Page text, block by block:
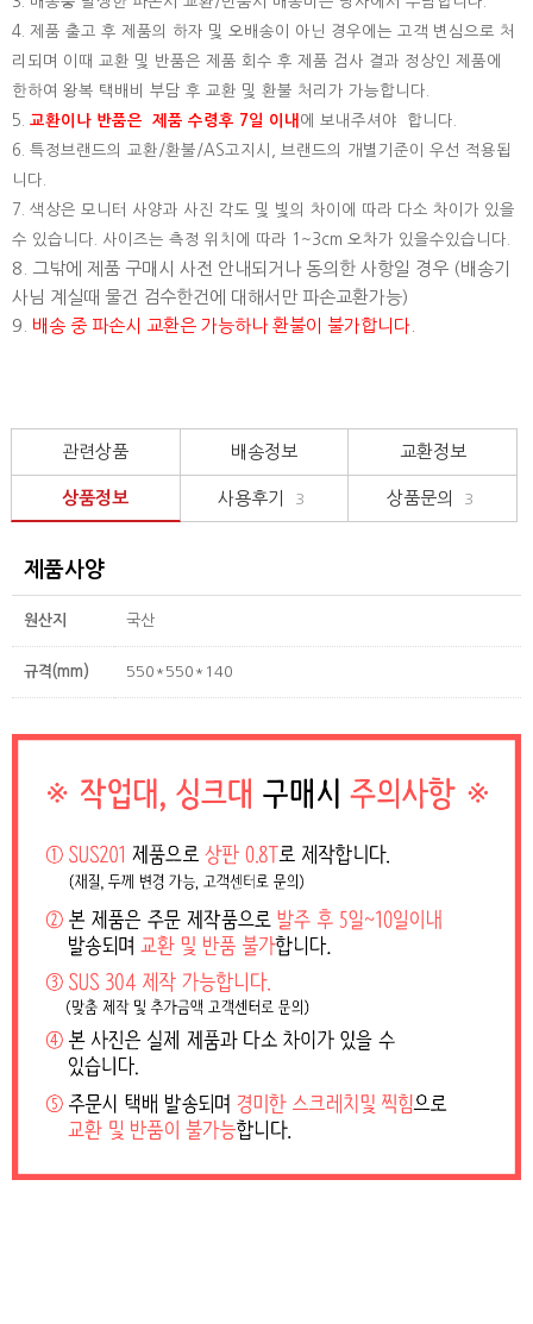
4. 제품 출고 후 제품의 하자 및 오배송이 아닌 경우에는 고객 변심으로 처
리되며 이때 교환 및 반품은 제품 회수 후 제품 검사 결과 정상인 제품에
한하여 왕복 택배비 부담 후 교환 및 환불 처리가 가능합니다.
5. 교환이나 반품은 제품 수령후 7일 이내 에 보내주셔야 합니다.
6. 특정브랜드의 교환/환불/AS고지시, 브랜드의 개별기준이 우선 적용됩
니다.
7. 색상은 모니터 사양과 사진 각도 및 빛의 차이에 따라 다소 차이가 있을
수 있습니다. 사이즈는 측정 위치에 따라 1~3cm 오차가 있을수있습니다.
8. 그밖에 제품 구매시 사전 안내되거나 동의한 사항일 경우 (배송기
사님 계실때 물건 검수한건에 대해서만 파손교환가능)
9. 배송 중 파손시 교환은 가능하나 환불이 불가합니다.
관련상품 배송정보 교환정보
상품정보 사용후기 3 상품문의 3
제품사양
원산지 국산
규격(mm) 550*550*140